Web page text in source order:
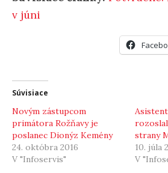
v júni
Súvisiace
Novým zástupcom
primátora Rožňavy je
poslanec Dionýz Kemény
24. októbra 2016
V "Infoservis"
strany
10. júla
V